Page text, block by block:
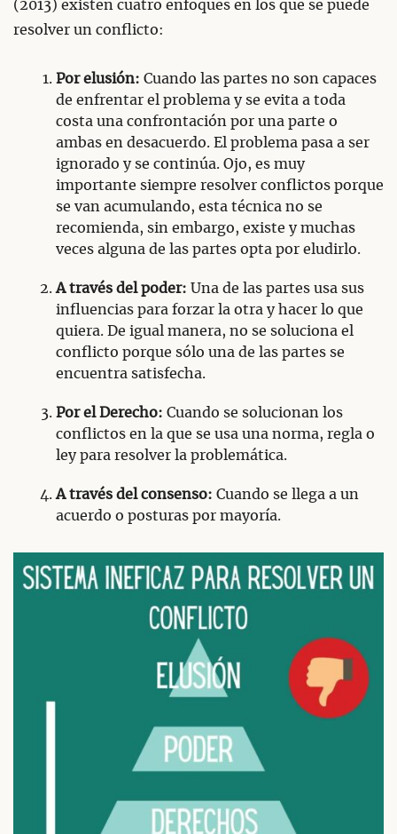
(2013) existen cuatro enfoques en los que se puede
resolver un conflicto:
Por elusión: Cuando las partes no son capaces
de enfrentar el problema y se evita a toda
costa una confrontación por una parte o
ambas en desacuerdo. El problema pasa a ser
ignorado y se continúa. Ojo, es muy
importante siempre resolver conflictos porque
se van acumulando, esta técnica no se
recomienda, sin embargo, existe y muchas
veces alguna de las partes opta por eludirlo.
A través del poder: Una de las partes usa sus
influencias para forzar la otra y hacer lo que
quiera. De igual manera, no se soluciona el
conflicto porque sólo una de las partes se
encuentra satisfecha.
Por el Derecho: Cuando se solucionan los
conflictos en la que se usa una norma, regla o
ley para resolver la problemática.
A través del consenso: Cuando se llega a un
acuerdo o posturas por mayoría.